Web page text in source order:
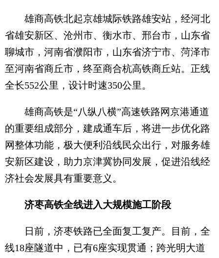
雄商高铁北起京雄城际铁路雄安站，经河北
省雄安新区、沧州市、衡水市、邢台市，山东省
聊城市，河南省濮阳市，山东省济宁市、菏泽市
至河南省商丘市，终至商合杭高铁商丘站。正线
全长552公里，设计时速350公里。
雄商高铁是“八纵八横”高速铁路网京港通道
的重要组成部分，建成通车后，将进一步优化路
网整体功能，极大便利沿线民众出行，对服务雄
安新区建设，助力京津冀协同发展，促进沿线经
济社会发展具有重要意义。
济枣高铁全线进入大规模施工阶段
日前，济枣铁路已全面复工复产。目前，全
线18座隧道中，已有6座实现贯通；跨光明大道